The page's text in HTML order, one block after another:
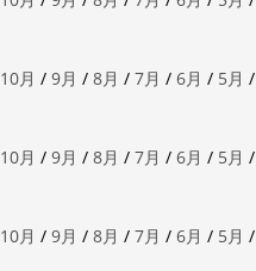
10月 / 9月 / 8月 / 7月 / 6月 / 5月 /
10月 / 9月 / 8月 / 7月 / 6月 / 5月 /
10月 / 9月 / 8月 / 7月 / 6月 / 5月 /